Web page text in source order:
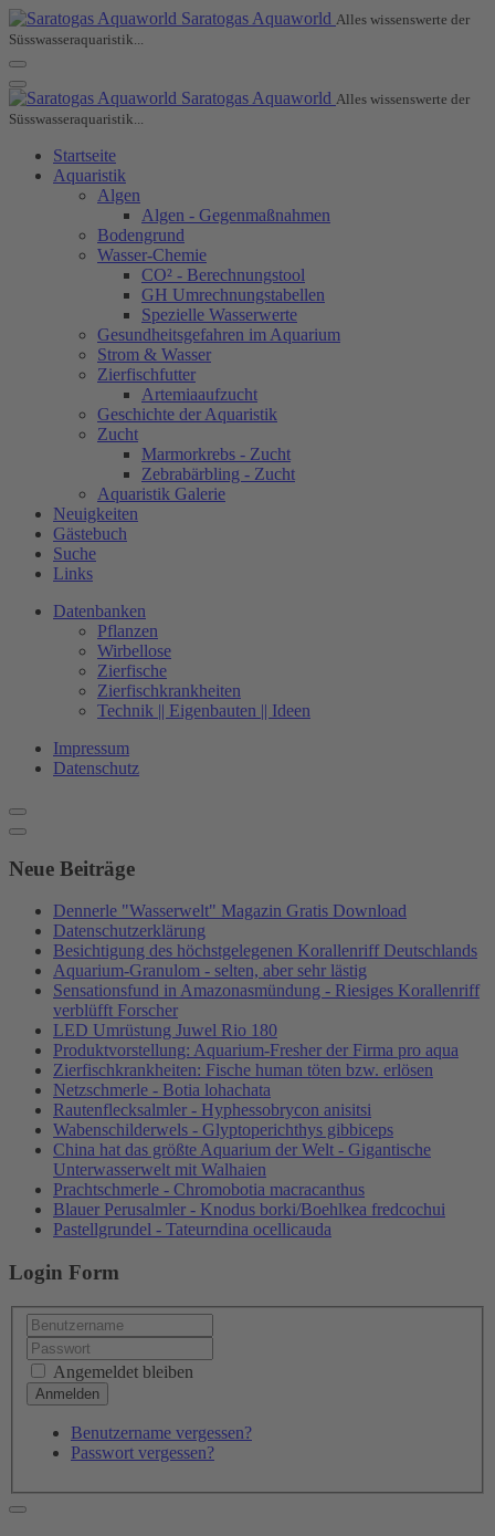
Saratogas Aquaworld Alles wissenswerte der
Süsswasseraquaristik...
Saratogas Aquaworld Alles wissenswerte der
Süsswasseraquaristik...
Startseite
Aquaristik
Algen
Algen - Gegenmaßnahmen
Bodengrund
Wasser-Chemie
CO² - Berechnungstool
GH Umrechnungstabellen
Spezielle Wasserwerte
Gesundheitsgefahren im Aquarium
Strom & Wasser
Zierfischfutter
Artemiaaufzucht
Geschichte der Aquaristik
Zucht
Marmorkrebs - Zucht
Zebrabärbling - Zucht
Aquaristik Galerie
Neuigkeiten
Gästebuch
Suche
Links
Datenbanken
Pflanzen
Wirbellose
Zierfische
Zierfischkrankheiten
Technik || Eigenbauten || Ideen
Impressum
Datenschutz
Neue Beiträge
Dennerle "Wasserwelt" Magazin Gratis Download
Datenschutzerklärung
Besichtigung des höchstgelegenen Korallenriff Deutschlands
Aquarium-Granulom - selten, aber sehr lästig
Sensationsfund in Amazonasmündung - Riesiges Korallenriff
verblüfft Forscher
LED Umrüstung Juwel Rio 180
Produktvorstellung: Aquarium-Fresher der Firma pro aqua
Zierfischkrankheiten: Fische human töten bzw. erlösen
Netzschmerle - Botia lohachata
Rautenflecksalmler - Hyphessobrycon anisitsi
Wabenschilderwels - Glyptoperichthys gibbiceps
China hat das größte Aquarium der Welt - Gigantische
Unterwasserwelt mit Walhaien
Prachtschmerle - Chromobotia macracanthus
Blauer Perusalmler - Knodus borki/Boehlkea fredcochui
Pastellgrundel - Tateurndina ocellicauda
Login Form
Angemeldet bleiben
Benutzername vergessen?
Passwort vergessen?